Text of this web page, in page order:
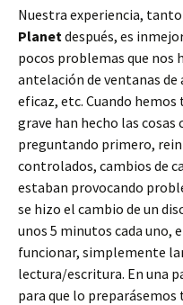
Nuestra experiencia,
Planetdespués, es
pocos problemas que nos
antelación de ventanas
eficaz, etc. Cuando
grave han hecho las
preguntando primero,
controlados, cambios de
estaban provocando
se hizo el cambio de un
unos 5 minutos cada uno,
funcionar, simplemente
lectura/escritura. En una
para que lo